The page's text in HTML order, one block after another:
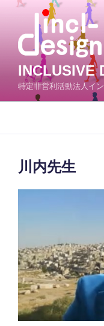
プ
INCLUSIVE
特定非営利活動法人イ
川内先生